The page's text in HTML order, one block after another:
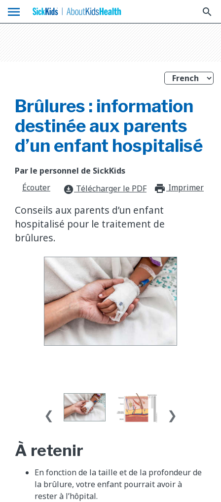
menu search
Brûlures : information
destinée aux parents
d’un enfant hospitalisé
Par le personnel de SickKids
Écouter
download_for_offline Télécharger le PDF Imprimer
Conseils aux parents d’un enfant
hospitalisé pour le traitement de
brûlures.
À retenir
En fonction de la taille et de la profondeur de
la brûlure, votre enfant pourrait avoir à
rester à l’hôpital.